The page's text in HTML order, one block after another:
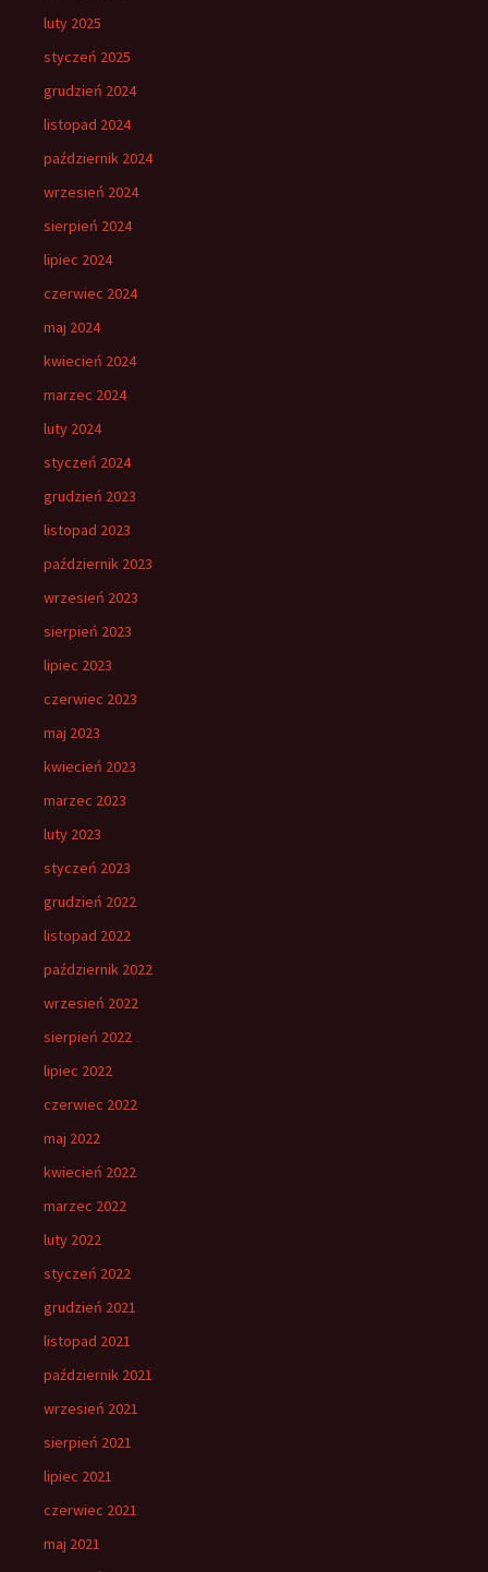
luty 2025
styczeń 2025
grudzień 2024
listopad 2024
październik 2024
wrzesień 2024
sierpień 2024
lipiec 2024
czerwiec 2024
maj 2024
kwiecień 2024
marzec 2024
luty 2024
styczeń 2024
grudzień 2023
listopad 2023
październik 2023
wrzesień 2023
sierpień 2023
lipiec 2023
czerwiec 2023
maj 2023
kwiecień 2023
marzec 2023
luty 2023
styczeń 2023
grudzień 2022
listopad 2022
październik 2022
wrzesień 2022
sierpień 2022
lipiec 2022
czerwiec 2022
maj 2022
kwiecień 2022
marzec 2022
luty 2022
styczeń 2022
grudzień 2021
listopad 2021
październik 2021
wrzesień 2021
sierpień 2021
lipiec 2021
czerwiec 2021
maj 2021